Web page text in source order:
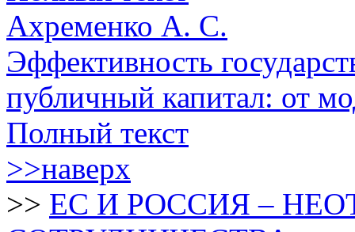
Ахременко А. С.
Эффективность
публичный капитал: от
Полный текст
>>наверх
>> ЕС И РОССИЯ –